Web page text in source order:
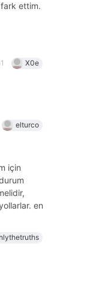
ettim.
X0e
elturco
için
en